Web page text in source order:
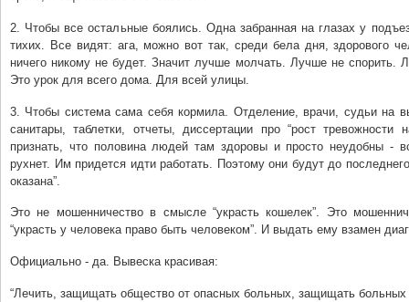
2. Чтобы все остальные боялись. Одна забранная на глазах у
тихих. Все видят: ага, можно вот так, среди бела дня, здорового
ничего никому не будет. Значит лучше молчать. Лучше не спорить.
Это урок для всего дома. Для всей улицы.
3. Чтобы система сама себя кормила. Отделение, врачи, судьи на
санитары, таблетки, отчеты, диссертации про “рост тревожности
признать, что половина людей там здоровы и просто неудобны -
рухнет. Им придется идти работать. Поэтому они будут до
оказана”.
Это не мошенничество в смысле “украсть кошелек”. Это
“украсть у человека право быть человеком”. И выдать ему взамен
Официально - да. Вывеска красивая:
“Лечить, защищать общество от опасных больных, защищать больных